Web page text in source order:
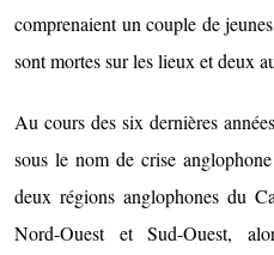
comprenaient un couple de
sont mortes sur les lieux et deux
Au cours des six dernières
sous le nom de crise
deux régions anglophones du
Nord-Ouest et Sud-Ouest,